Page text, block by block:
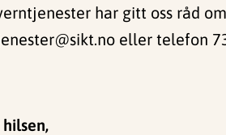
har gitt oss råd
eller telefon